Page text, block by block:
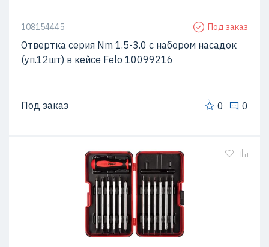
108154445 Под заказ
Отвертка серия Nm 1.5-3.0 с набором насадок
(уп.12шт) в кейсе Felo 10099216
Под заказ 0 0